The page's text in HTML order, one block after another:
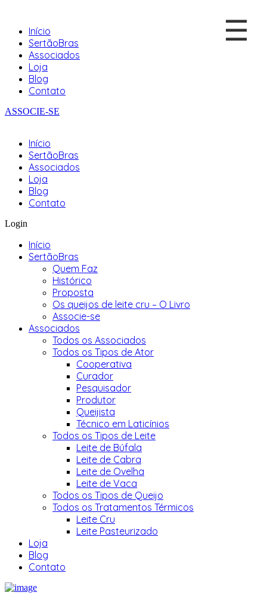
Início
SertãoBras
Associados
Loja
Blog
Contato
ASSOCIE-SE
Início
SertãoBras
Associados
Loja
Blog
Contato
☰
Login
Início
SertãoBras
Quem Faz
Histórico
Proposta
Os queijos de leite cru – O Livro
Associe-se
Associados
Todos os Associados
Todos os Tipos de Ator
Cooperativa
Curador
Pesquisador
Produtor
Queijista
Técnico em Laticínios
Todos os Tipos de Leite
Leite de Búfala
Leite de Cabra
Leite de Ovelha
Leite de Vaca
Todos os Tipos de Queijo
Todos os Tratamentos Térmicos
Leite Cru
Leite Pasteurizado
Loja
Blog
Contato